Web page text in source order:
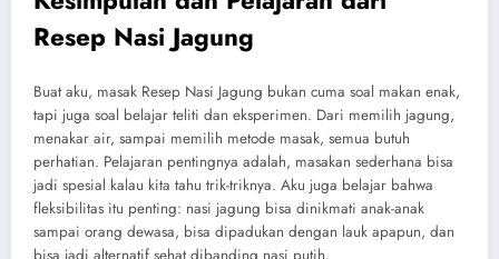
Resep Nasi Jagung
Buat aku, masak Resep Nasi Jagung bukan cuma soal makan enak,
tapi juga soal belajar teliti dan eksperimen. Dari memilih jagung,
menakar air, sampai memilih metode masak, semua butuh
perhatian. Pelajaran pentingnya adalah, masakan sederhana bisa
jadi spesial kalau kita tahu trik-triknya. Aku juga belajar bahwa
fleksibilitas itu penting: nasi jagung bisa dinikmati anak-anak
sampai orang dewasa, bisa dipadukan dengan lauk apapun, dan